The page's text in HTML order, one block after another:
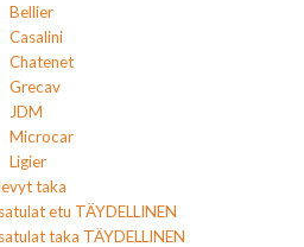
Bellier
Casalini
Chatenet
Grecav
JDM
Microcar
Ligier
taka
etu TÄYDELLINEN
taka TÄYDELLINEN